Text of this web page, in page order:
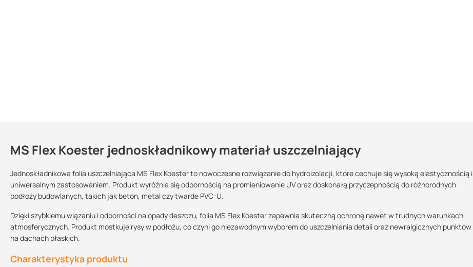
MS Flex Koester jednoskładnikowy materiał uszczelniający
Jednoskładnikowa folia uszczelniająca MS Flex Koester to nowoczesne rozwiązanie do hydroizolacji, które cechuje się wysoką elastycznością i
uniwersalnym zastosowaniem. Produkt wyróżnia się odpornością na promieniowanie UV oraz doskonałą przyczepnością do różnorodnych
podłoży budowlanych, takich jak beton, metal czy twarde PVC-U.
Dzięki szybkiemu wiązaniu i odporności na opady deszczu, folia MS Flex Koester zapewnia skuteczną ochronę nawet w trudnych warunkach
atmosferycznych. Produkt mostkuje rysy w podłożu, co czyni go niezawodnym wyborem do uszczelniania detali oraz newralgicznych punktów
na dachach płaskich.
Charakterystyka produktu
Sprzedajemy na:
sztuki
Podlega zwrotowi?:
tak
Kontakt
Maszy pytania lub wątpliwości?